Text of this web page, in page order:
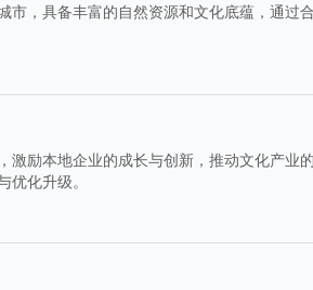
，具备丰富的自然资源和文化底蕴，通过
激励本地企业的成长与创新，推动文化产业
化升级。